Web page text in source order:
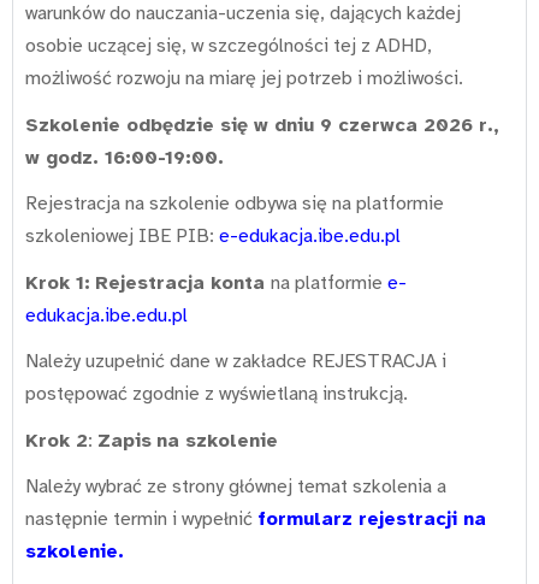
warunków do nauczania-uczenia się, dających każdej
osobie uczącej się, w szczególności tej z ADHD,
możliwość rozwoju na miarę jej potrzeb i możliwości.
Szkolenie odbędzie się w dniu 9 czerwca 2026 r.,
w godz. 16:00-19:00.
Rejestracja na szkolenie odbywa się na platformie
szkoleniowej IBE PIB: e-edukacja.ibe.edu.pl
Krok 1: Rejestracja konta na platformie e-
edukacja.ibe.edu.pl
Należy uzupełnić dane w zakładce REJESTRACJA i
postępować zgodnie z wyświetlaną instrukcją.
Krok 2: Zapis na szkolenie
Należy wybrać ze strony głównej temat szkolenia a
następnie termin i wypełnić formularz rejestracji na
szkolenie.